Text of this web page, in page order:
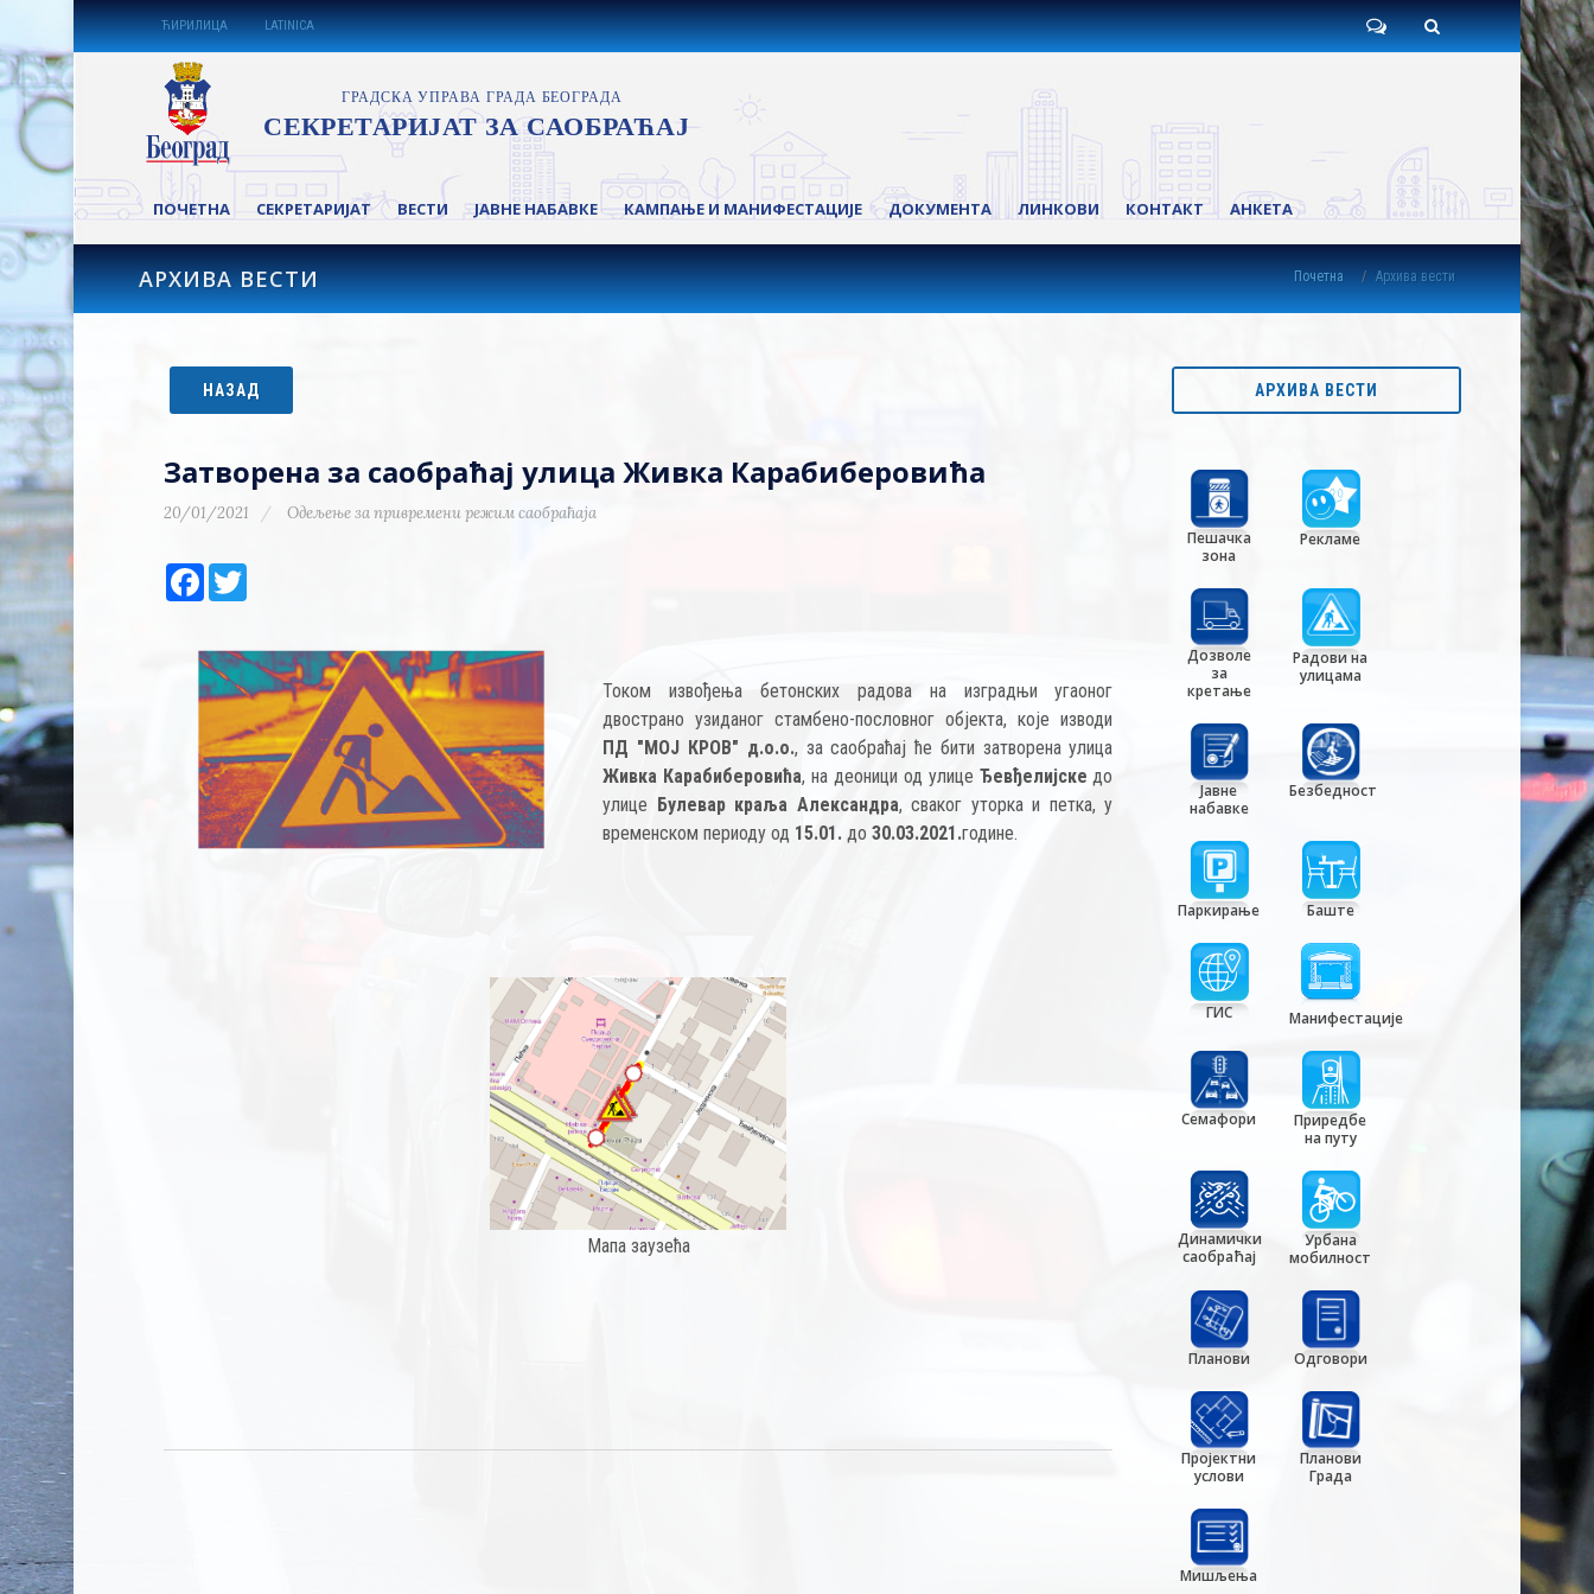
ЋИРИЛИЦА LATINICA
ПОЧЕТНА СЕКРЕТАРИЈАТ ВЕСТИ ЈАВНЕ НАБАВКЕ КАМПАЊЕ И МАНИФЕСТАЦИЈЕ ДОКУМЕНТА ЛИНКОВИ КОНТАКТ АНКЕТА
АРХИВА ВЕСТИ Почетна Архива вести
НАЗАД
Затворена за саобраћај улица Живка Карабиберовића
20/01/2021 Одељење за привремени режим саобраћаја
Facebook
Током извођења бетонских радова на изградњи угаоног
двострано узиданог стамбено-пословног објекта, које изводи
ПД "МОЈ КРОВ" д.о.о., за саобраћај ће бити затворена улица
Живка Карабиберовића, на деоници од улице Ђевђелијске до
улице Булевар краља Александра, сваког уторка и петка, у
временском периоду од 15.01. до30.03.2021.године.
Мапа заузећа
АРХИВА ВЕСТИ
Пешачка
зона
Рекламе
Дозволе
за
кретање
Радови на
улицама
Јавне
набавке
Безбедност
Паркирање Баште
ГИС Манифестације
Семафори
Приредбе
на путу
Динамички
саобраћај
Урбана
мобилност
Планови Одговори
Пројектни
услови
Планови
Града
Мишљења